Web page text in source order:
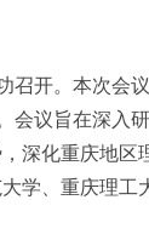
召开。本次会
会议旨在深入
深化重庆地区
学、重庆理工